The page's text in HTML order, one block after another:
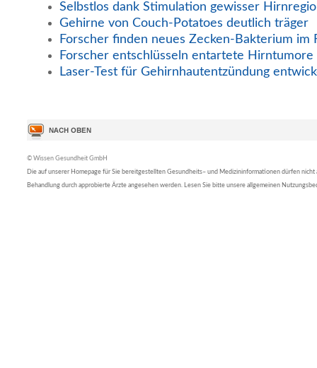
Selbstlos dank Stimulation gewisser
Gehirne von Couch-Potatoes deutlich träger
Forscher finden neues Zecken-Bakterium im
Forscher entschlüsseln entartete Hirntumore
Laser-Test für Gehirnhautentzündung
© Wissen Gesundheit GmbH
Die auf unserer Homepage für Sie bereitgestellten Gesundheits– und Medizininformationen dürfen nicht
Behandlung durch approbierte Ärzte angesehen werden. Lesen Sie bitte unsere allgemeinen